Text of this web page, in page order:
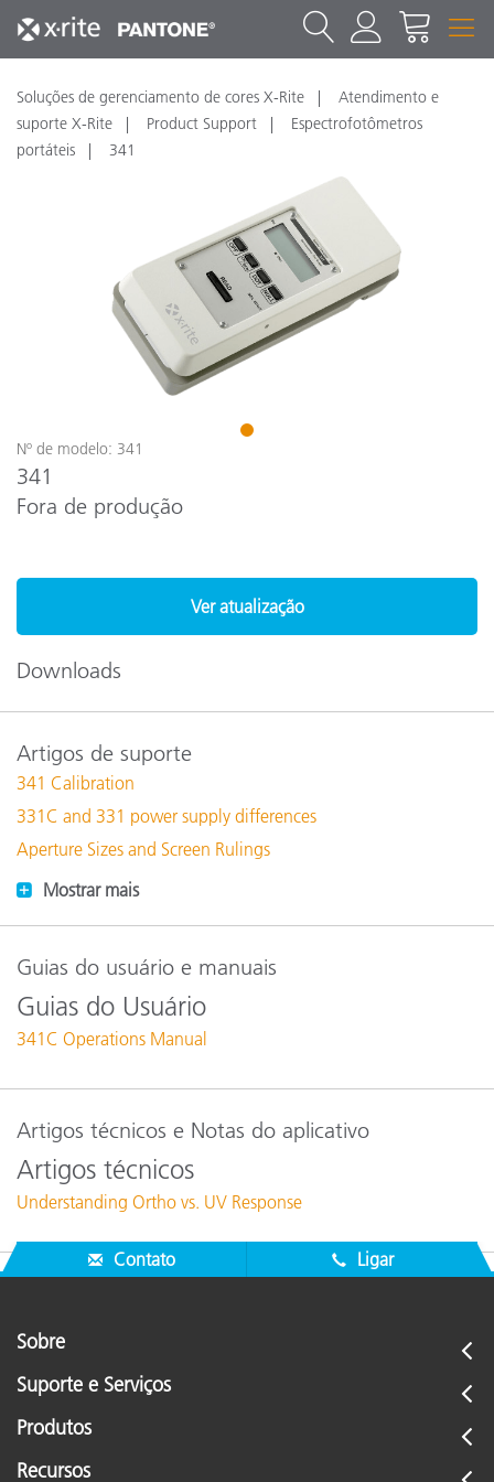
Soluções de gerenciamento de cores X-Rite
Atendimento e
suporte X-Rite
Product Support
Espectrofotômetros
portáteis
341
1
Nº de modelo: 341
341
Fora de produção
Ver atualização
Downloads
Artigos de suporte
341 Calibration
331C and 331 power supply differences
Aperture Sizes and Screen Rulings
Mostrar mais
Guias do usuário e manuais
Guias do Usuário
341C Operations Manual
Artigos técnicos e Notas do aplicativo
Artigos técnicos
Understanding Ortho vs. UV Response
Contato Ligar
Sobre
Suporte e Serviços
Produtos
Recursos